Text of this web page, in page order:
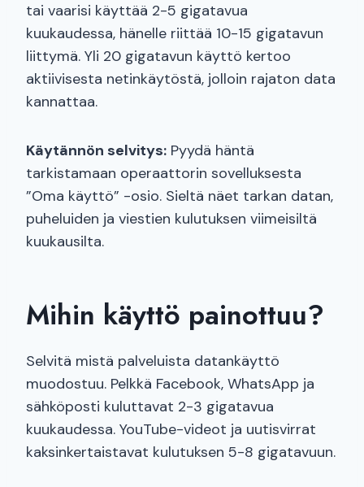
tai vaarisi käyttää 2-5 gigatavua
kuukaudessa, hänelle riittää 10-15 gigatavun
liittymä. Yli 20 gigatavun käyttö kertoo
aktiivisesta netinkäytöstä, jolloin rajaton data
kannattaa.
Käytännön selvitys: Pyydä häntä
tarkistamaan operaattorin sovelluksesta
”Oma käyttö” -osio. Sieltä näet tarkan datan,
puheluiden ja viestien kulutuksen viimeisiltä
kuukausilta.
Mihin käyttö painottuu?
Selvitä mistä palveluista datankäyttö
muodostuu. Pelkkä Facebook, WhatsApp ja
sähköposti kuluttavat 2-3 gigatavua
kuukaudessa. YouTube-videot ja uutisvirrat
kaksinkertaistavat kulutuksen 5-8 gigatavuun.